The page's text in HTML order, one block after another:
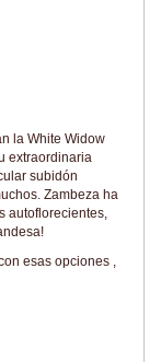
la White Widow
extraordinaria
subidón
Zambeza ha
autoflorecientes,
esas opciones ,